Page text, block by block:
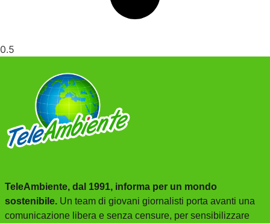
TeleAmbiente, dal 1991, informa per un mondo
sostenibile. Un team di giovani giornalisti porta avanti una
comunicazione libera e senza censure, per sensibilizzare